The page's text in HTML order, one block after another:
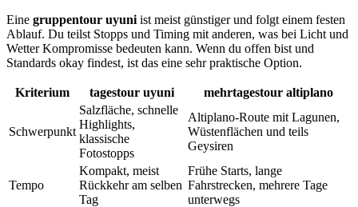
Eine gruppentour uyuni ist meist günstiger und folgt einem festen
Ablauf. Du teilst Stopps und Timing mit anderen, was bei Licht und
Wetter Kompromisse bedeuten kann. Wenn du offen bist und
Standards okay findest, ist das eine sehr praktische Option.
Kriterium tagestour uyuni mehrtagestour altiplano
Schwerpunkt
Salzfläche, schnelle
Highlights,
klassische
Fotostopps
Altiplano-Route mit Lagunen,
Wüstenflächen und teils
Geysiren
Tempo
Kompakt, meist
Rückkehr am selben
Tag
Frühe Starts, lange
Fahrstrecken, mehrere Tage
unterwegs